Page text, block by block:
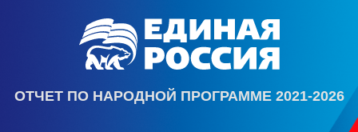
ОТЧЕТ ПО НАРОДНОЙ ПРОГРАММЕ 2021-2026